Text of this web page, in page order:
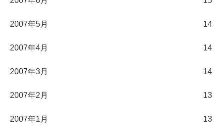
2007年5月 14
2007年4月 14
2007年3月 14
2007年2月 13
2007年1月 13